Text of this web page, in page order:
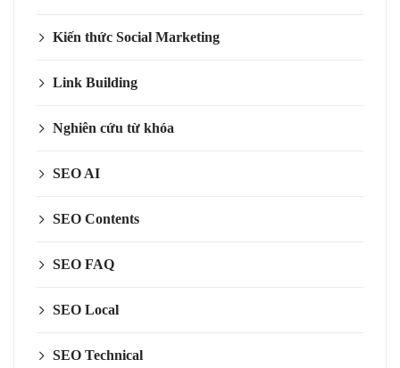
Kiến thức Social Marketing
Link Building
Nghiên cứu từ khóa
SEO AI
SEO Contents
SEO FAQ
SEO Local
SEO Technical